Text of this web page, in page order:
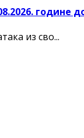
године
из сво...